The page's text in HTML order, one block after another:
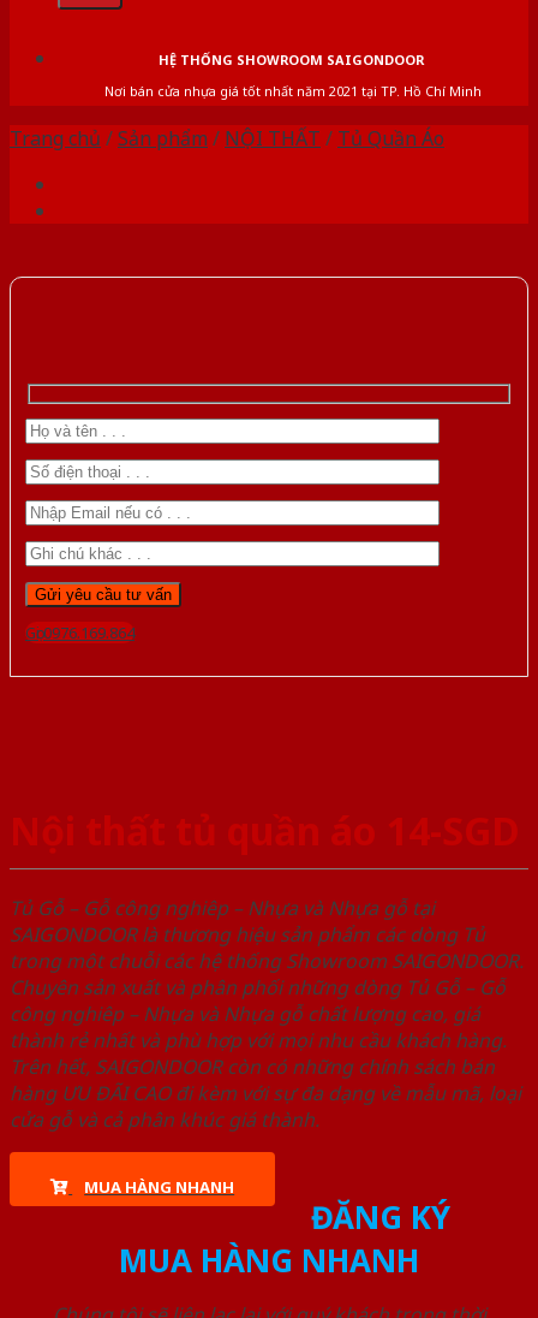
HỆ THỐNG SHOWROOM SAIGONDOOR
Nơi bán cửa nhựa giá tốt nhất năm 2021 tại TP. Hồ Chí Minh
Trang chủ /Sản phẩm / NỘI THẤT / Tủ Quần Áo
Gọi 0976.169.864
Nội thất tủ quần áo 14-SGD
Tủ Gỗ – Gỗ công nghiêp – Nhựa và Nhựa gỗ tại
SAIGONDOOR là thương hiệu sản phẩm các dòng Tủ
trong một chuỗi các hệ thống Showroom SAIGONDOOR.
Chuyên sản xuất và phân phối những dòng Tủ Gỗ – Gỗ
công nghiêp – Nhựa và Nhựa gỗ chất lượng cao, giá
thành rẻ nhất và phù hợp với mọi nhu cầu khách hàng.
Trên hết, SAIGONDOOR còn có những chính sách bán
hàng ƯU ĐÃI CAO đi kèm với sự đa dạng về mẫu mã, loại
cửa gỗ và cả phân khúc giá thành.
MUA HÀNG NHANH
ĐĂNG KÝ
MUA HÀNG NHANH